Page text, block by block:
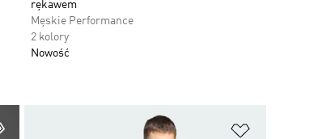
rękawem
Męskie Performance
2 kolory
Nowość